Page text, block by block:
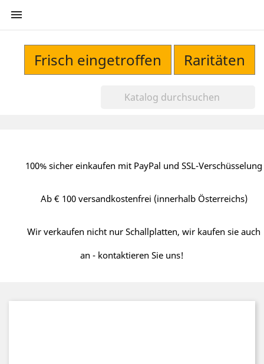

Frisch eingetroffen Raritäten
100% sicher einkaufen mit PayPal und SSL-Verschüsselung
Ab € 100 versandkostenfrei (innerhalb Österreichs)
Wir verkaufen nicht nur Schallplatten, wir kaufen sie auch
an - kontaktieren Sie uns!